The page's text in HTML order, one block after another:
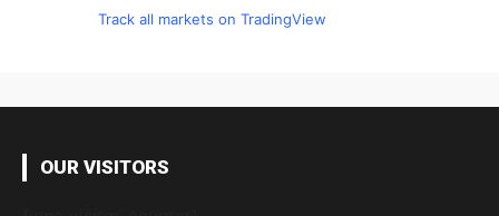
Track all markets on TradingView
OUR VISITORS